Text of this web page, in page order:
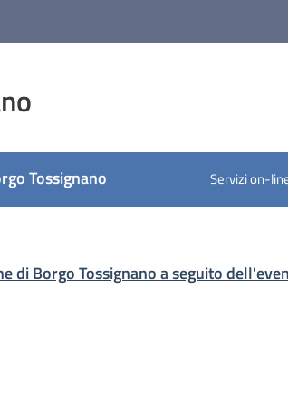
Tossignano Servizi on-
di Borgo Tossignano a seguito